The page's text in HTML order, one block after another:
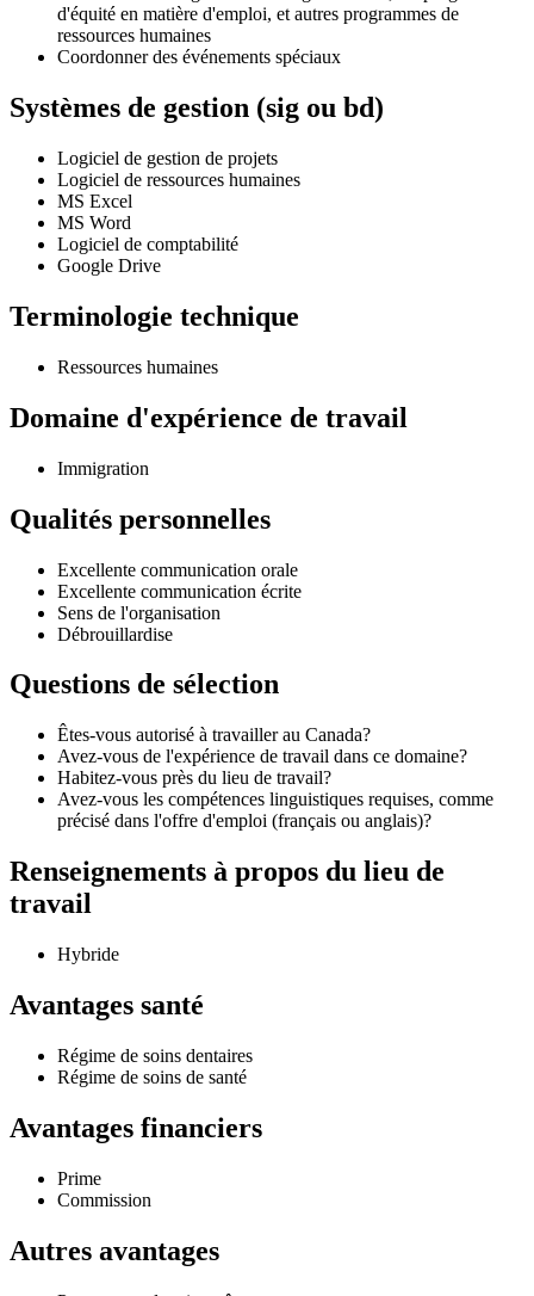
d'équité en matière d'emploi, et autres programmes de
ressources humaines
Coordonner des événements spéciaux
Systèmes de gestion (sig ou bd)
Logiciel de gestion de projets
Logiciel de ressources humaines
MS Excel
MS Word
Logiciel de comptabilité
Google Drive
Terminologie technique
Ressources humaines
Domaine d'expérience de travail
Immigration
Qualités personnelles
Excellente communication orale
Excellente communication écrite
Sens de l'organisation
Débrouillardise
Questions de sélection
Êtes-vous autorisé à travailler au Canada?
Avez-vous de l'expérience de travail dans ce domaine?
Habitez-vous près du lieu de travail?
Avez-vous les compétences linguistiques requises, comme
précisé dans l'offre d'emploi (français ou anglais)?
Renseignements à propos du lieu de
travail
Hybride
Avantages santé
Régime de soins dentaires
Régime de soins de santé
Avantages financiers
Prime
Commission
Autres avantages